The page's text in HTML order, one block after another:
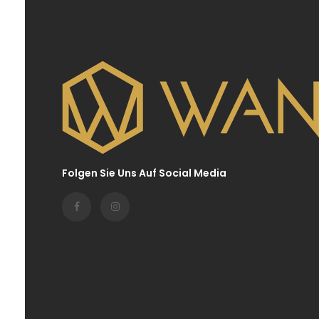
Folgen Sie Uns Auf Social Media